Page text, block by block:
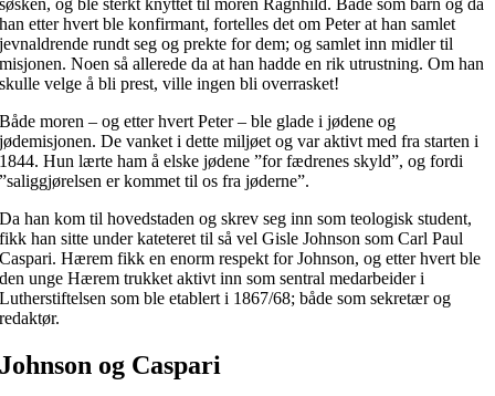
han etter hvert ble konfirmant, fortelles det om Peter at han samlet
jevnaldrende rundt seg og prekte for dem; og samlet inn midler til
misjonen. Noen så allerede da at han hadde en rik utrustning. Om han
skulle velge å bli prest, ville ingen bli overrasket!
Både moren – og etter hvert Peter – ble glade i jødene og
jødemisjonen. De vanket i dette miljøet og var aktivt med fra starten i
1844. Hun lærte ham å elske jødene ”for fædrenes skyld”, og fordi
”saliggjørelsen er kommet til os fra jøderne”.
Da han kom til hovedstaden og skrev seg inn som teologisk student,
fikk han sitte under kateteret til så vel Gisle Johnson som Carl Paul
Caspari. Hærem fikk en enorm respekt for Johnson, og etter hvert ble
den unge Hærem trukket aktivt inn som sentral medarbeider i
Lutherstiftelsen som ble etablert i 1867/68; både som sekretær og
redaktør.
Johnson og Caspari